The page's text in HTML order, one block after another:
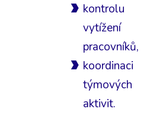
kontrolu
vytížení
pracovníků,
koordinaci
týmových
aktivit.